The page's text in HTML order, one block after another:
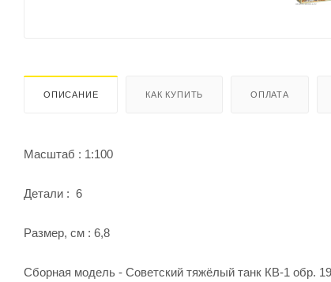
ОПИСАНИЕ КАК КУПИТЬ ОПЛАТА
Масштаб : 1:100
Детали : 6
Размер, см : 6,8
Сборная модель - Советский тяжёлый танк КВ-1 обр.